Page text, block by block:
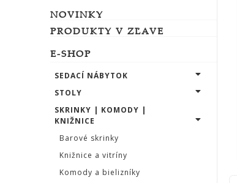
PRODUKTY
NÁBYTOK
NOVINKY
PRODUKTY V ZĽAVE
E-SHOP
SEDACÍ NÁBYTOK
STOLY
SKRINKY | KOMODY |
KNIŽNICE
Barové skrinky
Knižnice a vitríny
Komody a bielizníky